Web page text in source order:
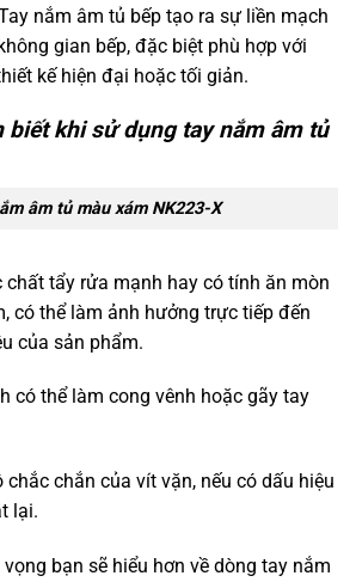
nắm âm tủ bếp tạo ra sự liền mạch
gian bếp, đặc biệt phù hợp với
kế hiện đại hoặc tối giản.
biết khi sử dụng tay nắm âm tủ
âm tủ màu xám NK223-X
chất tẩy rửa mạnh hay có tính ăn mòn
có thể làm ảnh hưởng trực tiếp đến
của sản phẩm.
có thể làm cong vênh hoặc gãy tay
chắn của vít vặn, nếu có dấu hiệu
lại.
bạn sẽ hiểu hơn về dòng tay nắm